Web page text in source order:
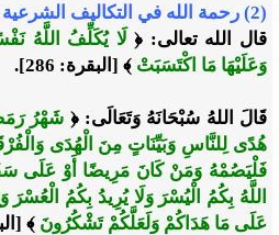
(2) رحمة الله في التكاليف الشرعية
قال الله تعالى: ﴿ لَا يُكَلِّفُ اللَّهُ
وَعَلَيْهَا مَا اكْتَسَبَتْ ﴾ [البقرة: 286].
قَالَ اللهُ سُبْحَانَهُ وَتَعَالَى: ﴿ شَهْرُ
هُدًى لِلنَّاسِ وَبَيِّنَاتٍ مِنَ الْهُدَى
فَلْيَصُمْهُ وَمَنْ كَانَ مَرِيضًا أَوْ عَلَى
اللَّهُ بِكُمُ الْيُسْرَ وَلَا يُرِيدُ بِكُمُ الْعُسْرَ
عَلَى مَا هَدَاكُمْ وَلَعَلَّكُمْ تَشْكُرُونَ ﴾